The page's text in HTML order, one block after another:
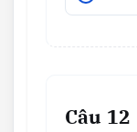
Câu 12